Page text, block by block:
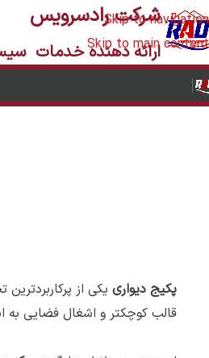
Skip to navigation
Skip to main content
شرکت رادسرویس
ارائه دهندهخدمات
پکیج دیواری یکی از
قالب کوچکتر و اشغال فضایی به